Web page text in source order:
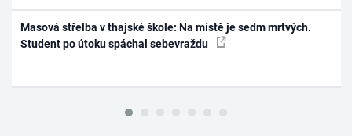
Masová střelba v thajské škole: Na místě je sedm mrtvých.
Student po útoku spáchal sebevraždu